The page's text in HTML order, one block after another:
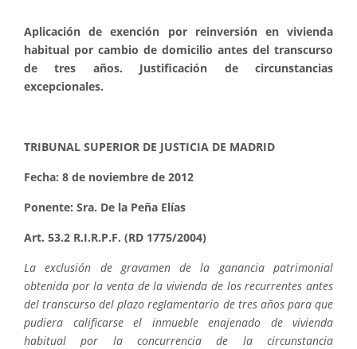
Aplicación de exención por reinversión en vivienda
habitual por cambio de domicilio antes del transcurso
de tres años. Justificación de circunstancias
excepcionales.
TRIBUNAL SUPERIOR DE JUSTICIA DE MADRID
Fecha: 8 de noviembre de 2012
Ponente: Sra. De la Peña Elías
Art. 53.2 R.I.R.P.F. (RD 1775/2004)
La exclusión de gravamen de la ganancia patrimonial
obtenida por la venta de la vivienda de los recurrentes antes
del transcurso del plazo reglamentario de tres años para que
pudiera calificarse el inmueble enajenado de vivienda
habitual por la concurrencia de la circunstancia